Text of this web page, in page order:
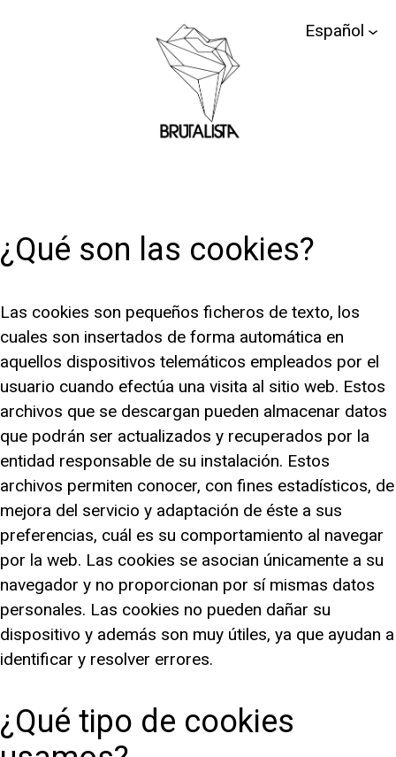
Español
¿Qué son las cookies?
Las cookies son pequeños ficheros de texto, los
cuales son insertados de forma automática en
aquellos dispositivos telemáticos empleados por el
usuario cuando efectúa una visita al sitio web. Estos
archivos que se descargan pueden almacenar datos
que podrán ser actualizados y recuperados por la
entidad responsable de su instalación. Estos
archivos permiten conocer, con fines estadísticos, de
mejora del servicio y adaptación de éste a sus
preferencias, cuál es su comportamiento al navegar
por la web. Las cookies se asocian únicamente a su
navegador y no proporcionan por sí mismas datos
personales. Las cookies no pueden dañar su
dispositivo y además son muy útiles, ya que ayudan a
identificar y resolver errores.
¿Qué tipo de cookies